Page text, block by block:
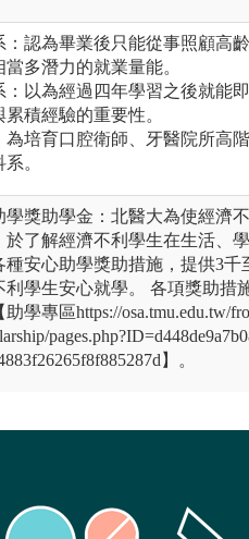
：認為畢業後只能從事照顧高
當多潛力的就業量能。
：以為經過四年學習之後就能
累積經驗的重要性。
為培育口腔衛師、牙醫院所高
。
學獎助學金：北醫大為使經濟
於了解經濟不利學生在生活、
種安心助學獎助措施，提供3
利學生安心就學。 各項獎助措
學專區https://osa.tmu.edu.tw/
】。